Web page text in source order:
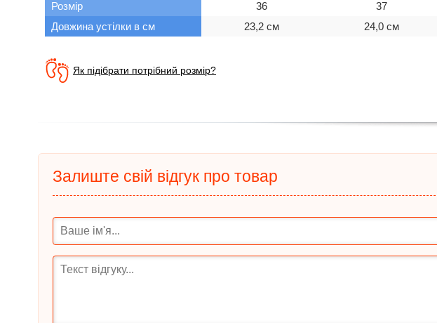
Розмір 36 37
Довжина устілки в см
23,2 см 24,0 см
Як підібрати потрібний розмір?
Залиште свій відгук про товар